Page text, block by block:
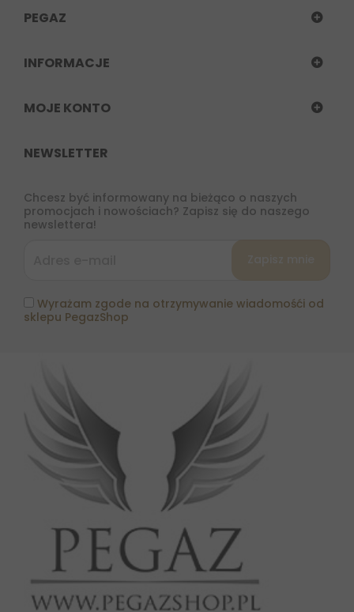
PEGAZ
INFORMACJE
MOJE KONTO
NEWSLETTER
Chcesz być informowany na bieżąco o naszych
promocjach i nowościach? Zapisz się do naszego
newslettera!
Wyrażam zgode na otrzymywanie wiadomośći od
sklepu PegazShop